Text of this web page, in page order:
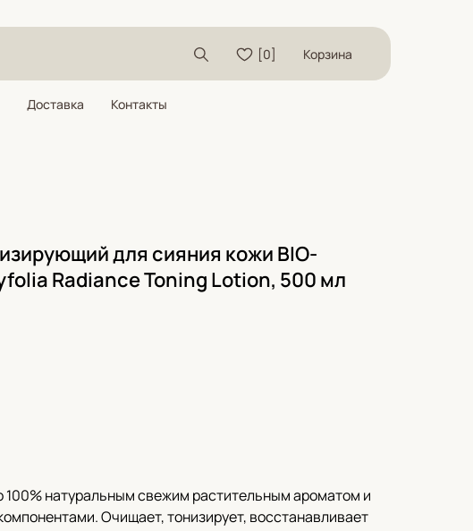
Доставка Контакты
Корзина
[0]
для сияния кожи BIO-
Radiance Toning Lotion, 500 мл
100% натуральным свежим растительным ароматом и
Очищает, тонизирует, восстанавливает